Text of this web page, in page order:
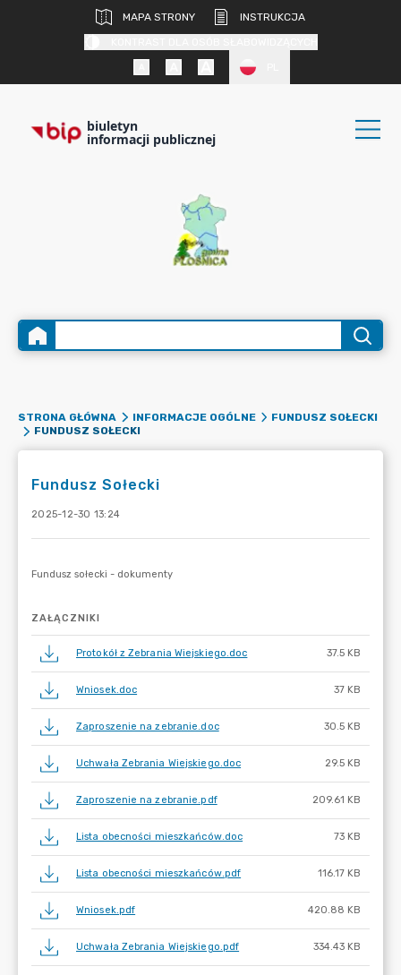
MAPA STRONY
INSTRUKCJA
biuletyn
informacji publicznej
STRONA GŁÓWNA INFORMACJE OGÓLNE
FUNDUSZ SOŁECKI
FUNDUSZ SOŁECKI
Fundusz Sołecki
2025-12-30 13:24
ZAŁĄCZNIKI
Protokół z Zebrania Wiejskiego.doc 37.5 KB
Wniosek.doc 37 KB
Zaproszenie na zebranie.doc 30.5 KB
Uchwała Zebrania Wiejskiego.doc 29.5 KB
Zaproszenie na zebranie.pdf 209.61 KB
Lista obecności mieszkańców.doc 73 KB
Lista obecności mieszkańców.pdf 116.17 KB
Wniosek.pdf 420.88 KB
Uchwała Zebrania Wiejskiego.pdf 334.43 KB